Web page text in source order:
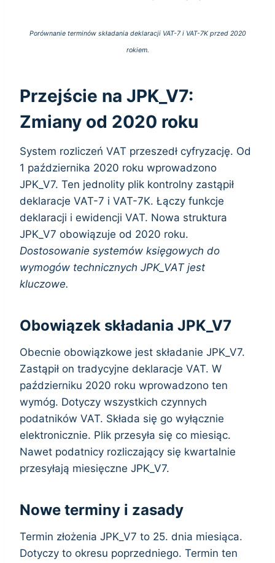
Porównanie terminów składania deklaracji VAT-7 i VAT-7K przed 2020
rokiem.
Przejście na JPK_V7:
Zmiany od 2020 roku
System rozliczeń VAT przeszedł cyfryzację. Od
1 października 2020 roku wprowadzono
JPK_V7. Ten jednolity plik kontrolny zastąpił
deklaracje VAT-7 i VAT-7K. Łączy funkcje
deklaracji i ewidencji VAT. Nowa struktura
JPK_V7 obowiązuje od 2020 roku.
Dostosowanie systemów księgowych do
wymogów technicznych JPK_VAT jest
kluczowe.
Obowiązek składania JPK_V7
Obecnie obowiązkowe jest składanie JPK_V7.
Zastąpił on tradycyjne deklaracje VAT. W
październiku 2020 roku wprowadzono ten
wymóg. Dotyczy wszystkich czynnych
podatników VAT. Składa się go wyłącznie
elektronicznie. Plik przesyła się co miesiąc.
Nawet podatnicy rozliczający się kwartalnie
przesyłają miesięczne JPK_V7.
Nowe terminy i zasady
Termin złożenia JPK_V7 to 25. dnia miesiąca.
Dotyczy to okresu poprzedniego. Termin ten